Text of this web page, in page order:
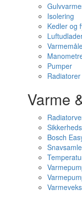
Isolering
Kedler og
Pumper
Radiatorer
Varme
Bosch